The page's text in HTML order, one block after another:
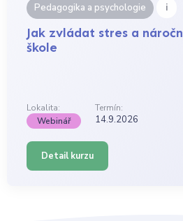
Pedagogika a psychologie i
Jak zvládat stres a
škole
Lokalita:
Termín:
Webinář
14.9.2026
Detail kurzu